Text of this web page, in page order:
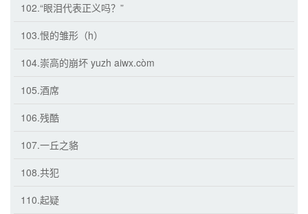
102.“眼泪代表正义吗？”
103.恨的雏形（h）
104.崇高的崩坏 yuzh aiwx.còm
105.酒席
106.残酷
107.一丘之貉
108.共犯
110.起疑